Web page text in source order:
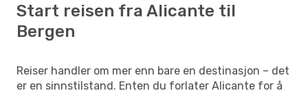
Start reisen fra Alicante til
Bergen
Reiser handler om mer enn bare en destinasjon – det
er en sinnstilstand. Enten du forlater Alicante for å